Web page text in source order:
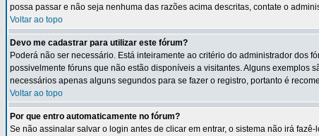
possa passar e não seja nenhuma das razões acima descritas, contate o
Voltar ao topo
Devo me cadastrar para utilizar este fórum?
Poderá não ser necessário. Está inteiramente ao critério do administrador dos
possivelmente fóruns que não estão disponíveis a visitantes. Alguns exemplos
necessários apenas alguns segundos para se fazer o registro, portanto é
Voltar ao topo
Por que entro automaticamente no fórum?
Se não assinalar salvar o login antes de clicar em entrar, o sistema não irá